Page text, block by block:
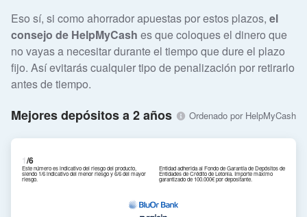
Eso sí, si como ahorrador apuestas por estos plazos, el
consejo de HelpMyCash es que coloques el dinero que
no vayas a necesitar durante el tiempo que dure el plazo
fijo. Así evitarás cualquier tipo de penalización por retirarlo
antes de tiempo.
Mejores depósitos a 2 años Ordenado por HelpMyCash
1/6
Este número es indicativo del riesgo del producto,
siendo 1/6 indicativo del menor riesgo y 6/6 del mayor
riesgo.
Entidad adherida al Fondo de Garantía de Depósitos de
Entidades de Crédito de Letonia. Importe máximo
garantizado de 100.000€ por depositante.